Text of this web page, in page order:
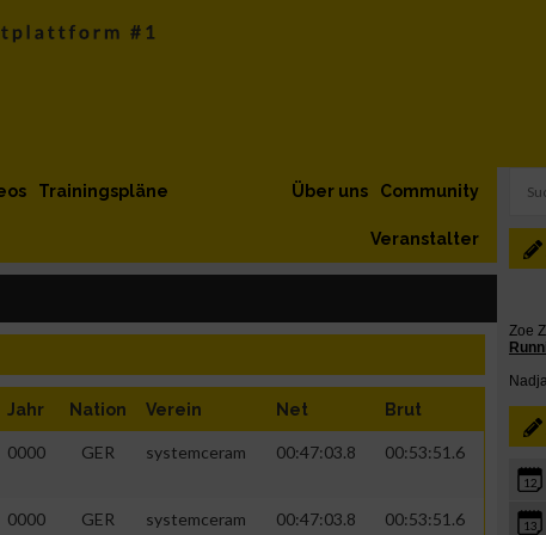
Trainingspläne Community
Über uns
Veranstalter
Jahr Nation Verein Net Brut
0000 GER systemceram 00:47:03.8 00:53:51.6
0000 GER systemceram 00:47:03.8 00:53:51.6
12
13